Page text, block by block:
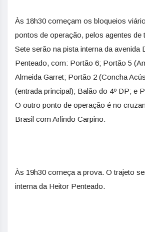
Às 18h30 começam os bloqueios
pontos de operação, pelos agentes de
Sete serão na pista interna da avenida
Penteado, com: Portão 6; Portão 5
Almeida Garret; Portão 2 (Concha
(entrada principal); Balão do 4º DP; e
O outro ponto de operação é no
Brasil com Arlindo Carpino.
Às 19h30 começa a prova. O trajeto
interna da Heitor Penteado.